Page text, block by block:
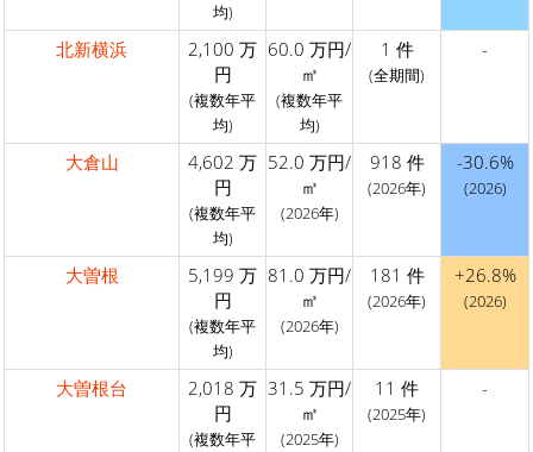
均)
北新横浜
2,100 万
円
(複数年平
均)
60.0 万円/
㎡
(複数年平
均)
1 件
(全期間)
-
大倉山
4,602 万
円
(複数年平
均)
52.0 万円/
㎡
(2026年)
918 件
(2026年)
-30.6%
(2026)
大曽根
5,199 万
円
(複数年平
均)
81.0 万円/
㎡
(2026年)
181 件
(2026年)
+26.8%
(2026)
大曽根台
2,018 万
円
(複数年平
31.5 万円/
㎡
(2025年)
11 件
(2025年)
-